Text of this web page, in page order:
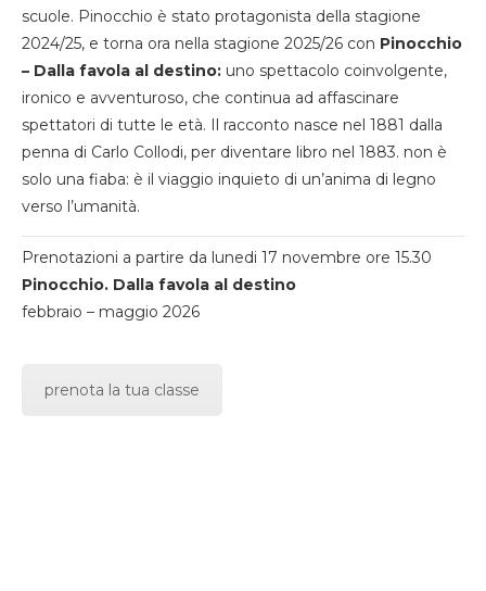
scuole. Pinocchio è stato protagonista della stagione
2024/25, e torna ora nella stagione 2025/26 con Pinocchio
– Dalla favola al destino: uno spettacolo coinvolgente,
ironico e avventuroso, che continua ad affascinare
spettatori di tutte le età. Il racconto nasce nel 1881 dalla
penna di Carlo Collodi, per diventare libro nel 1883. non è
solo una fiaba: è il viaggio inquieto di un’anima di legno
verso l’umanità.
Prenotazioni a partire da lunedi 17 novembre ore 15.30
Pinocchio. Dalla favola al destino
febbraio – maggio 2026
prenota la tua classe